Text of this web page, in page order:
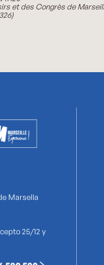
et des Congrès de
)
Marsella
25/12 y